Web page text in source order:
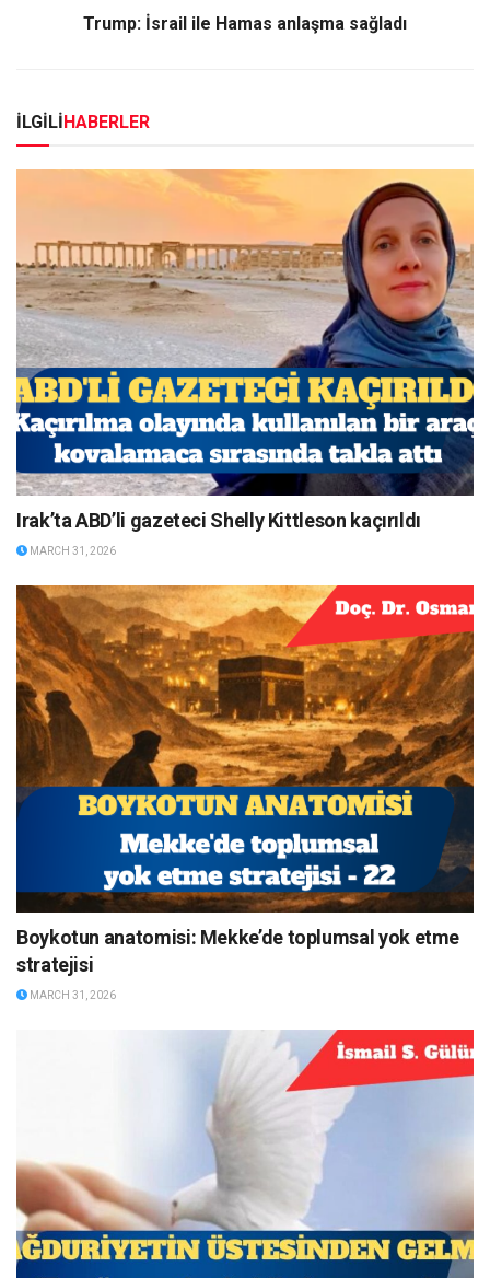
Trump: İsrail ile Hamas anlaşma sağladı
İLGİLİHABERLER
Irak’ta ABD’li gazeteci Shelly Kittleson kaçırıldı
MARCH 31, 2026
Boykotun anatomisi: Mekke’de toplumsal yok etme
stratejisi
MARCH 31, 2026